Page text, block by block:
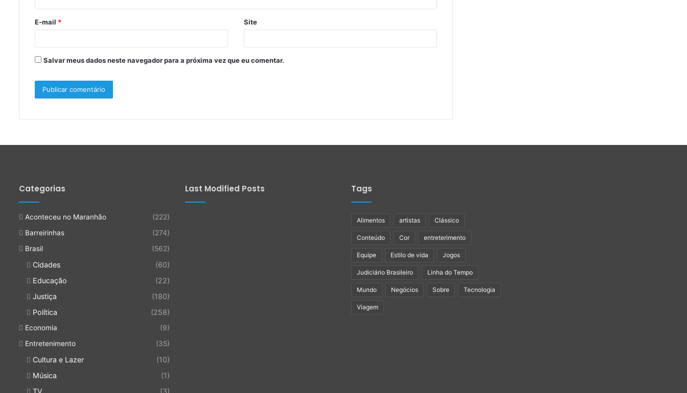
*
E-mail * Site
Salvar meus dados neste navegador para a próxima vez que eu comentar.
Categorias
Aconteceu no Maranhão
(222)
Barreirinhas
(274)
Brasil
(562)
Cidades
(60)
Educação
(22)
Justiça
(180)
Política
(258)
Economia
(9)
Entretenimento
(35)
Cultura e Lazer
(10)
Música
(1)
Last Modified Posts Tags
Alimentos artistas Clássico
Conteúdo Cor entreterimento
Equipe Estilo de vida Jogos
Judiciário Brasileiro Linha do Tempo
Mundo Negócios Sobre Tecnologia
Viagem